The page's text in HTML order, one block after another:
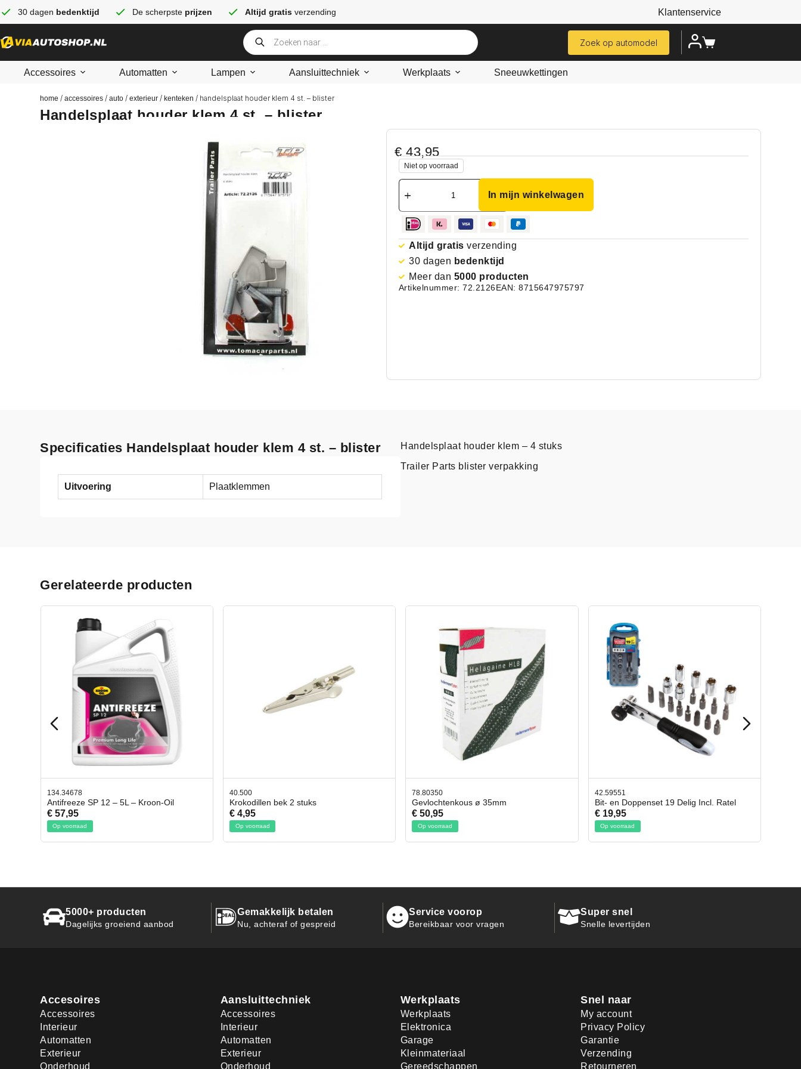
30 dagen bedenktijd De scherpste prijzen Altijd gratis verzending Klantenservice
Zoek op automodel
Accessoires Automatten Lampen Aansluittechniek Werkplaats Sneeuwkettingen
home /accessoires /auto /exterieur /kenteken / handelsplaat houder klem 4 st. – blister
Handelsplaat houder klem 4 st. – blister
€43,95
Niet op voorraad
In mijn winkelwagen
Altijd gratis verzending
30 dagen bedenktijd
Meer dan 5000 producten
Artikelnummer: 72.2126EAN: 8715647975797
Specificaties Handelsplaat houder klem 4 st. – blister
Uitvoering Plaatklemmen
Handelsplaat houder klem – 4 stuks
Trailer Parts blister verpakking
Gerelateerde producten
40.500
Krokodillen bek 2 stuks
€ 4,95
Op voorraad
78.80350
Gevlochtenkous ø 35mm
€ 50,95
Op voorraad
42.59551
Bit- en Doppenset 19 Delig Incl. Ratel
€ 19,95
Op voorraad
42.65998
Afbreekmes 2 stuks
€ 10,95
Op voorraad
5000+ producten
Dagelijks groeiend aanbod
Gemakkelijk betalen
Nu, achteraf of gespreid
Service voorop
Bereikbaar voor vragen
Super snel
Snelle levertijden
Accesoires
Accessoires
Interieur
Automatten
Exterieur
Onderhoud
Aansluittechniek
Accessoires
Interieur
Automatten
Exterieur
Onderhoud
Werkplaats
Werkplaats
Elektronica
Garage
Kleinmateriaal
Gereedschappen
Snel naar
My account
Privacy Policy
Garantie
Verzending
Retourneren